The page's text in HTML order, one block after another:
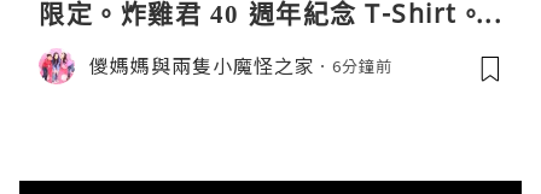
限定。炸雞君 40 週年紀念 T-Shirt。C
oleman 聯乘晴雨兩用自動開合折疊
傘。與 Calbee / 湖池屋共同開發製作
儍媽媽與兩隻小魔怪之家 6分鐘前